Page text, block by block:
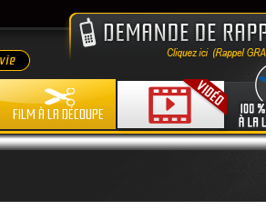
FILM À LA DÉCOUPE